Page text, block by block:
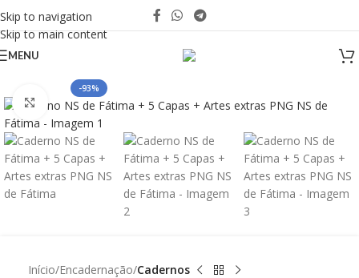
Skip to navigation
Skip to main content
MENU
-93%
Click to enlarge
Início Encadernação Cadernos